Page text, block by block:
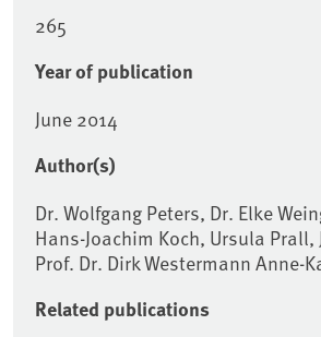
265
Year of publication
June 2014
Author(s)
Dr. Wolfgang Peters, Dr. Elke
Hans-Joachim Koch, Ursula Prall,
Prof. Dr. Dirk Westermann Anne-
Related publications